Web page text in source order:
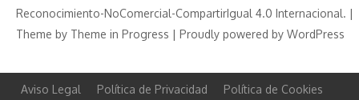
Reconocimiento-NoComercial-CompartirIgual 4.0 Internacional. |
Theme by Theme in Progress | Proudly powered by WordPress
Aviso Legal Política de Privacidad
Política de Cookies